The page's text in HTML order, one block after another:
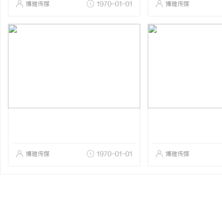
博雅传媒 1970-01-01 博雅传媒
博雅传媒 1970-01-01 博雅传媒